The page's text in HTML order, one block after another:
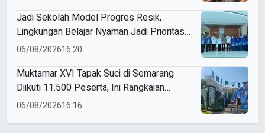
Jadi Sekolah Model Progres Resik,
Lingkungan Belajar Nyaman Jadi Prioritas
Smamio Gresik
06/08/202616:20
Muktamar XVI Tapak Suci di Semarang
Diikuti 11.500 Peserta, Ini Rangkaian
Agendanya
06/08/202616:16